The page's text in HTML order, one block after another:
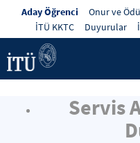
Aday Öğrenci Onur ve
İTÜ KKTC
Duyurular
Servis